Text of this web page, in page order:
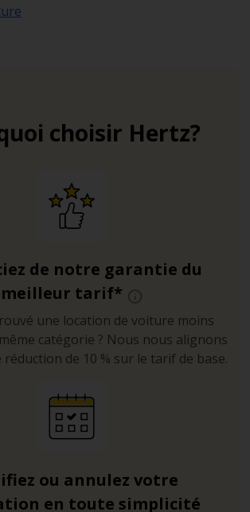
ville en moins de 10 minutes mais
varie de 50 km/h en agglomération à
Les panneaux vers indiquent
de voiries payantes sont indiquées
et la plupart des plages et des
offrent des parkings à proximité.
son parc aquatique qui vient
la plage, elle est la favorite des
seulement elle est parfaitement
choisir Hertz?
de notre garantie du
meilleur tarif*
une location de voiture moins
catégorie ? Nous nous alignons
de 10 % sur le tarif de base.
ou annulez votre
en toute simplicité